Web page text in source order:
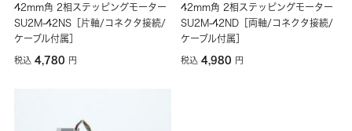
42mm角 2相ステッピングモーター
SU2M-42NS［片軸/コネクタ接続/
ケーブル付属］
税込4,780 円
42mm角 2相ステッピングモーター
SU2M-42ND［両軸/コネクタ接続/
ケーブル付属］
税込4,980 円